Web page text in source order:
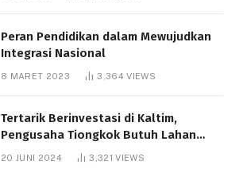
Peran Pendidikan dalam Mewujudkan
Integrasi Nasional
8 MARET 2023 3,364VIEWS
Tertarik Berinvestasi di Kaltim,
Pengusaha Tiongkok Butuh Lahan
20 JUNI 2024 3,321VIEWS